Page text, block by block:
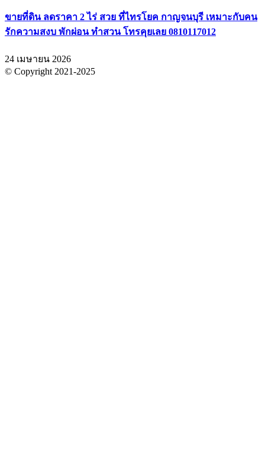
ขายที่ดิน ลดราคา 2 ไร่ สวย ที่ไทรโยค กาญจนบุรี เหมาะกับคน
รักความสงบ พักผ่อน ทำสวน โทรคุยเลย 0810117012
24 เมษายน 2026
© Copyright 2021-2025